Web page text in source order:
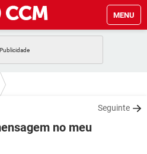
MENU
GMAIL
WHATSAPP
Seguinte
no meu